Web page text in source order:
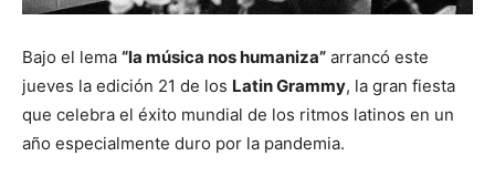
Bajo el lema “la música nos humaniza” arrancó este
jueves la edición 21 de los Latin Grammy, la gran fiesta
que celebra el éxito mundial de los ritmos latinos en un
año especialmente duro por la pandemia.